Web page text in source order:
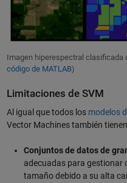
Imagen hiperespectral clasificada
código de MATLAB)
Limitaciones de SVM
Al igual que todos los modelos
Vector Machines también
Conjuntos de datos de
adecuadas para gestionar
tamaño debido a su alta